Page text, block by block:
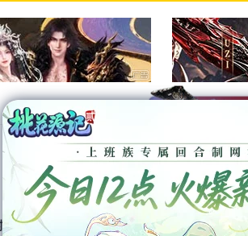
经典MMO
新天龙八部 九职业无敌版
大话2免费版 最终幻想14
RO新启航 九牧之野
空
崩坏:星穹铁道 明日方舟终末地